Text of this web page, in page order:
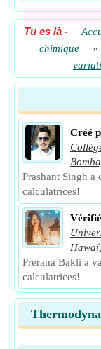
Tu es là-
chimique
»
Créé
Prashant Singh a
calculatrices!
Prerana Bakli a
calculatrices!